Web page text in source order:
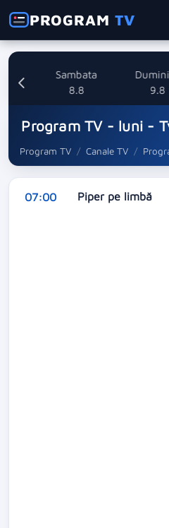
PROGRAMTV
Sambata
8.8
9.8
Program TV - luni -
Program TV Canale TV
07:00 Piper pe limbă